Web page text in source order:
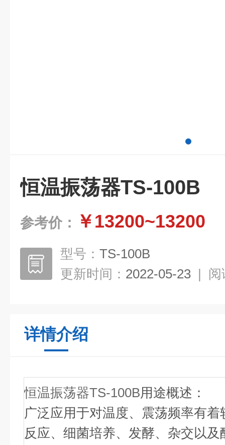
恒温振荡器TS-100B
参考价： ￥13200~13200
型号： TS-100B
更新时间： 2022-05-23 | 阅
详情介绍
恒温振荡器TS-100B用途概述：
广泛应用于对温度、震荡频率有
反应、细菌培养、发酵、杂交以